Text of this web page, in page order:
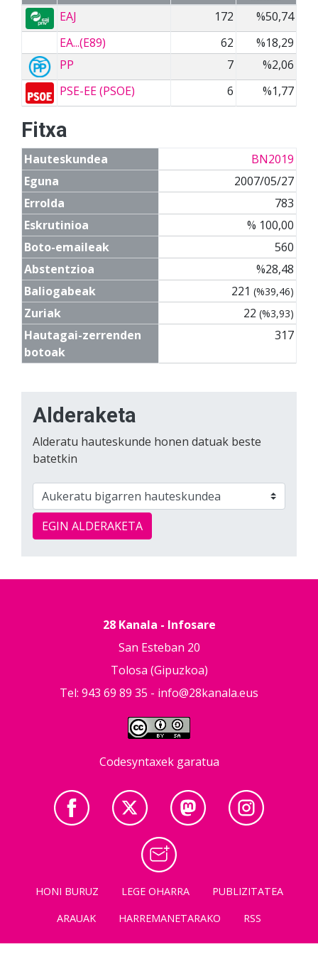
EAJ
172
%50,74
EA...(E89)
62
%18,29
PP
7
%2,06
PSE-EE (PSOE)
6 %1,77
Fitxa
Hauteskundea
BN2019
Eguna
2007/05/27
Errolda
783
Eskrutinioa
% 100,00
Boto-emaileak
560
Abstentzioa
%28,48
Baliogabeak
221 (%39,46)
Zuriak 22 (%3,93)
Hautagai-zerrenden
botoak
317
Alderaketa
Alderatu hauteskunde honen datuak beste
batetkin
EGIN ALDERAKETA
28 Kanala - Infosare
San Esteban 20
Tolosa (Gipuzkoa)
Tel: 943 69 89 35 - info@28kanala.eus
Codesyntaxek garatua
HONI BURUZ LEGE OHARRA
PUBLIZITATEA
ARAUAK
HARREMANETARAKO RSS